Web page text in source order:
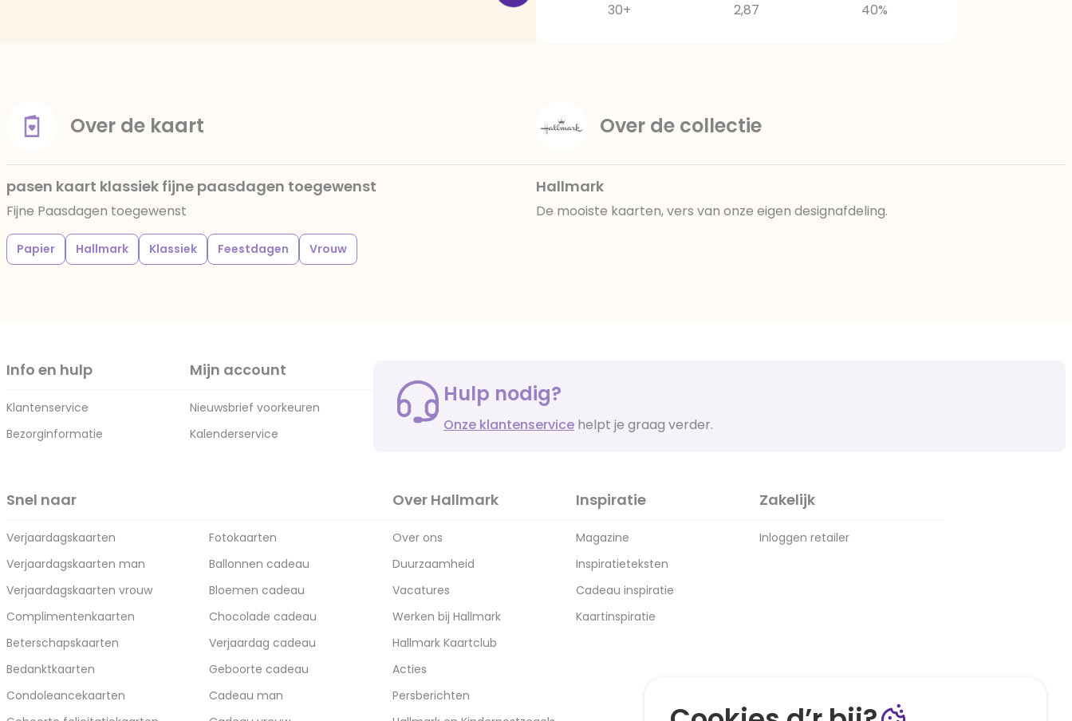
30+
2,87 40%
Over de kaart
pasen kaart klassiek fijne paasdagen toegewenst
Fijne Paasdagen toegewenst
Papier Hallmark Klassiek Feestdagen Vrouw
Over de collectie
Hallmark
De mooiste kaarten, vers van onze eigen designafdeling.
Info en hulp
Klantenservice
Bezorginformatie
Mijn account
Nieuwsbrief voorkeuren
Kalenderservice
Hulp nodig?
Onze klantenservice helpt je graag verder.
Snel naar
Verjaardagskaarten
Verjaardagskaarten man
Verjaardagskaarten vrouw
Complimentenkaarten
Beterschapskaarten
Bedanktkaarten
Condoleancekaarten
Fotokaarten
Ballonnen cadeau
Bloemen cadeau
Chocolade cadeau
Verjaardag cadeau
Geboorte cadeau
Cadeau man
Over Hallmark
Over ons
Duurzaamheid
Vacatures
Werken bij Hallmark
Hallmark Kaartclub
Acties
Persberichten
Inspiratie
Magazine
Inspiratieteksten
Cadeau inspiratie
Kaartinspiratie
Zakelijk
Inloggen retailer